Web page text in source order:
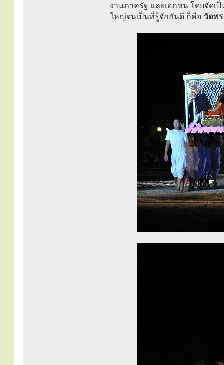
งานภาครัฐ และเอกชน โดยจัดเ
ใหญ่จนเป็นที่รู้จักกันดี ก็คือ วัดพ